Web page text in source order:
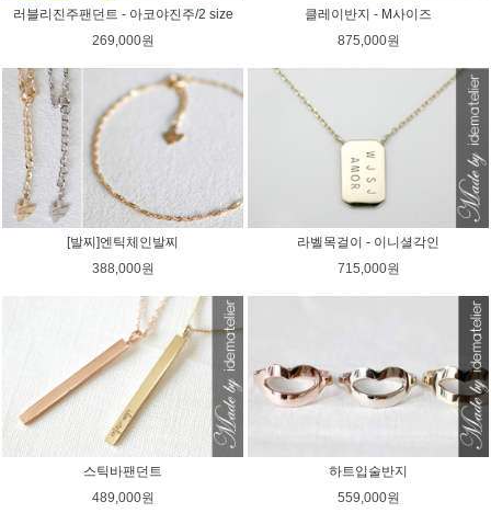
러블리진주팬던트 - 아코야진주/2 size
269,000원
클레이반지 - M사이즈
875,000원
[발찌]엔틱체인발찌
388,000원
라벨목걸이 - 이니셜각인
715,000원
스틱바팬던트
489,000원
하트입술반지
559,000원